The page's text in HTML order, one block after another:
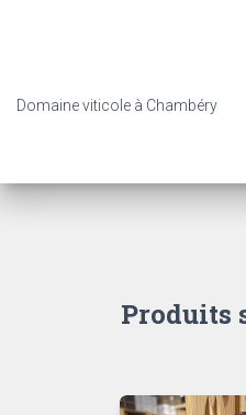
Domaine viticole à Chambéry
Produits